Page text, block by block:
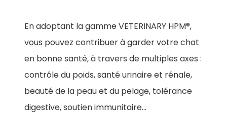
En adoptant la gamme VETERINARY HPM®,
vous pouvez contribuer à garder votre chat
en bonne santé, à travers de multiples axes :
contrôle du poids, santé urinaire et rénale,
beauté de la peau et du pelage, tolérance
digestive, soutien immunitaire…